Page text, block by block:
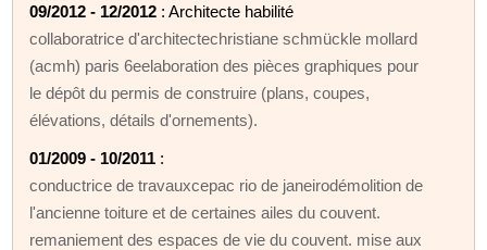
09/2012 - 12/2012 : Architecte habilité
collaboratrice d'architectechristiane schmückle mollard
(acmh) paris 6eelaboration des pièces graphiques pour
le dépôt du permis de construire (plans, coupes,
élévations, détails d'ornements).
01/2009 - 10/2011 :
conductrice de travauxcepac rio de janeirodémolition de
l'ancienne toiture et de certaines ailes du couvent.
remaniement des espaces de vie du couvent. mise aux